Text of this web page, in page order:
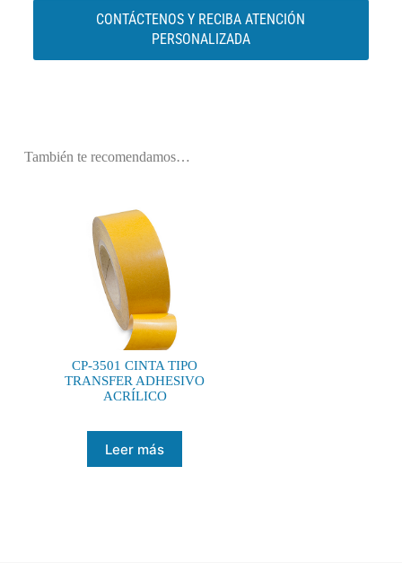
CONTÁCTENOS Y RECIBA ATENCIÓN
PERSONALIZADA
También te recomendamos…
CP-3501 CINTA TIPO
TRANSFER ADHESIVO
ACRÍLICO
Leer más